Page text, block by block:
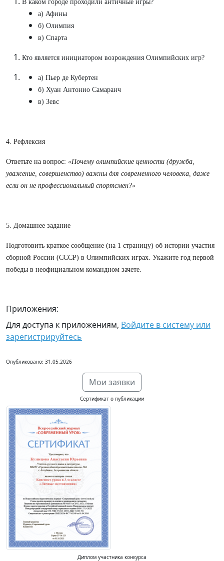
В каком городе проходили античные игры?
а) Афины
б) Олимпия
в) Спарта
Кто является инициатором возрождения Олимпийских игр?
а) Пьер де Кубертен
б) Хуан Антонио Самаранч
в) Зевс
4. Рефлексия
Ответьте на вопрос: «Почему олимпийские ценности (дружба,
уважение, совершенство) важны для современного человека, даже
если он не профессиональный спортсмен?»
5. Домашнее задание
Подготовить краткое сообщение (на 1 страницу) об истории участия
сборной России (СССР) в Олимпийских играх. Укажите год первой
победы в неофициальном командном зачете.
Приложения:
Для доступа к приложениям, Войдите в систему или
зарегистрируйтесь
Опубликовано: 31.05.2026
Мои заявки
Сертификат о публикации
Диплом участника конкурса